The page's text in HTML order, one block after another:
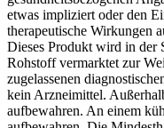
etwas impliziert oder den
therapeutische Wirkungen
Dieses Produkt wird in der
Rohstoff vermarktet zur
zugelassenen
kein Arzneimittel.
aufbewahren. An einem